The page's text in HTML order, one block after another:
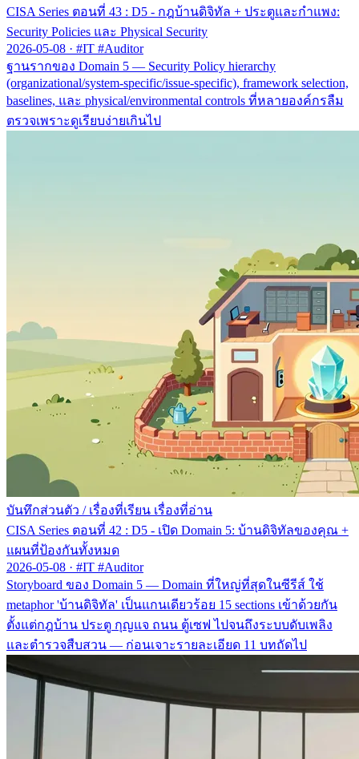
CISA Series ตอนที่ 43 : D5 - กฎบ้านดิจิทัล + ประตูและกำแพง:
Security Policies และ Physical Security
2026-05-08 · #IT #Auditor
ฐานรากของ Domain 5 — Security Policy hierarchy
(organizational/system-specific/issue-specific), framework selection,
baselines, และ physical/environmental controls ที่หลายองค์กรลืม
ตรวจเพราะดูเรียบง่ายเกินไป
บันทึกส่วนตัว / เรื่องที่เรียน เรื่องที่อ่าน
CISA Series ตอนที่ 42 : D5 - เปิด Domain 5: บ้านดิจิทัลของคุณ +
แผนที่ป้องกันทั้งหมด
2026-05-08 · #IT #Auditor
Storyboard ของ Domain 5 — Domain ที่ใหญ่ที่สุดในซีรีส์ ใช้
metaphor 'บ้านดิจิทัล' เป็นแกนเดียวร้อย 15 sections เข้าด้วยกัน
ตั้งแต่กฎบ้าน ประตู กุญแจ ถนน ตู้เซฟ ไปจนถึงระบบดับเพลิง
และตำรวจสืบสวน — ก่อนเจาะรายละเอียด 11 บทถัดไป